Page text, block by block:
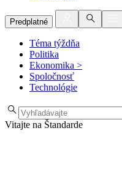
Predplatné
Téma týždňa
Politika
Ekonomika >
Spoločnosť
Technológie
Vitajte na Štandarde